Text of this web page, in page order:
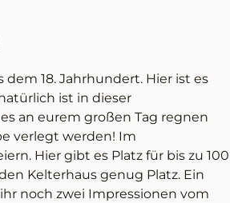
18. Jahrhundert. Hier ist es
ist in dieser
an eurem großen Tag regnen
verlegt werden! Im
Hier gibt es Platz für bis zu 100
Kelterhaus genug Platz. Ein
noch zwei Impressionen vom